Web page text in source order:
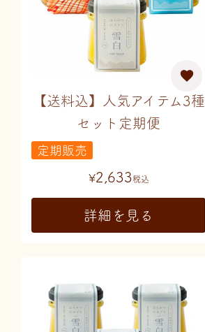
【送料込】人気アイテム3種
セット定期便
定期販売
¥2,633税込
詳細を見る